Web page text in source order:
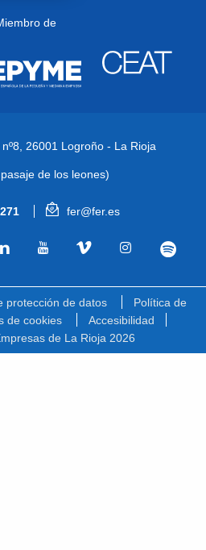
de
26001 Logroño - La Rioja
de los leones)
fer@fer.es
protección de datos
Política de
de cookies
Accesibilidad
de La Rioja 2026